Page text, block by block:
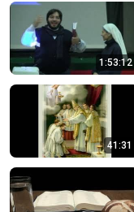
1:53:12
41:31